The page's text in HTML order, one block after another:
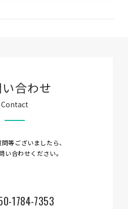
合わせ
Contact
等ございましたら、
い合わせください。
1784-7353